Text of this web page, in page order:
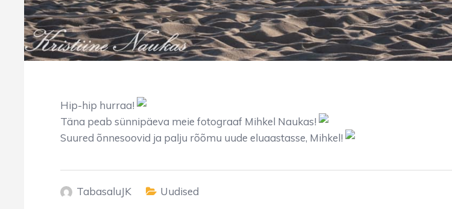
Hip-hip hurraa!
Täna peab sünnipäeva meie fotograaf Mihkel Naukas!
Suured õnnesoovid ja palju rõõmu uude eluaastasse, Mihkel!
TabasaluJK Uudised